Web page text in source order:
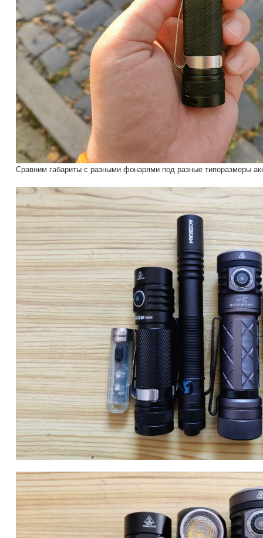
Сравним габариты с разными фонарями под разные типоразмеры